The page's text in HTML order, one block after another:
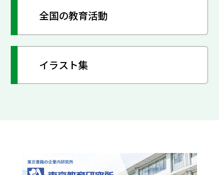
全国の教育活動
イラスト集